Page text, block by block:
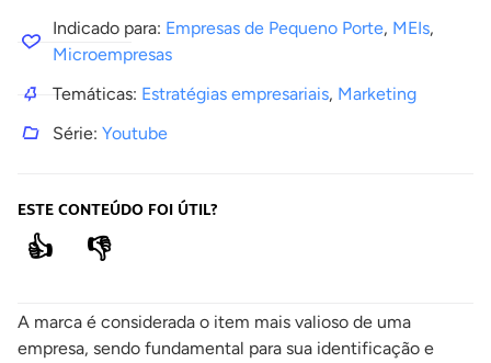
Indicado para: Empresas de Pequeno Porte, MEIs,
Microempresas
Temáticas: Estratégias empresariais, Marketing
Série: Youtube
ESTE CONTEÚDO FOI ÚTIL?
👍 👎
A marca é considerada o item mais valioso de uma
empresa, sendo fundamental para sua identificação e